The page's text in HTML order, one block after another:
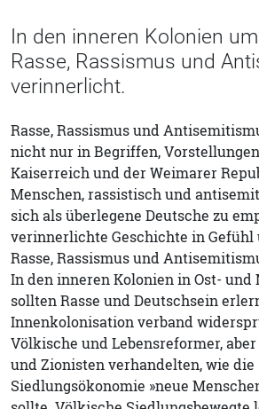
In den inneren Kolonien
Rasse, Rassismus und
verinnerlicht.
Rasse, Rassismus und
nicht nur in Begriffen,
Kaiserreich und der Weimarer
Menschen, rassistisch und
sich als überlegene Deutsche zu
verinnerlichte Geschichte in Gefühl
Rasse, Rassismus und
In den inneren Kolonien in Ost-
sollten Rasse und Deutschsein
Innenkolonisation verband
Völkische und Lebensreformer,
und Zionisten verhandelten, wie die
Siedlungsökonomie »neue